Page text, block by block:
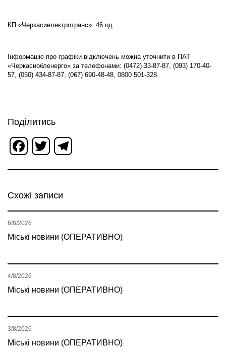
КП «Черкасиелектротранс»: 46 од.
Інформацію про графіки відключень можна уточнити в ПАТ
«Черкасиобленерго» за телефонами: (0472) 33-87-87, (093) 170-40-
57, (050) 434-87-87, (067) 690-48-48, 0800 501-328.
Поділитись
Facebook
Twitter
Схожі записи
Міські новини (ОПЕРАТИВНО)
6/8/2026
Міські новини (ОПЕРАТИВНО)
4/8/2026
Міські новини (ОПЕРАТИВНО)
3/8/2026